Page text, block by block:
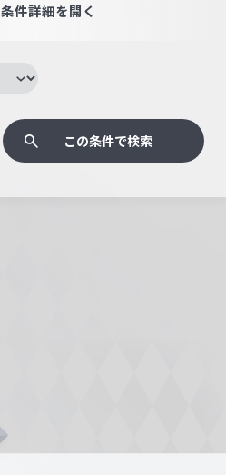
条件詳細を開く
この条件で検索